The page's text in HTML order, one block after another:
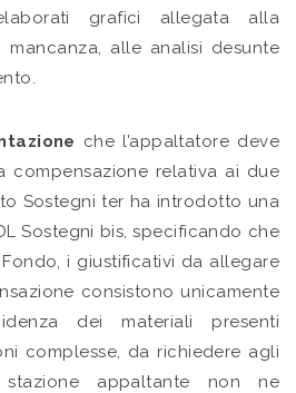
grafici allegata alla
alle analisi desunte
che l’appaltatore deve
compensazione relativa ai due
Sostegni ter ha introdotto una
Sostegni bis, specificando che
Fondo, i giustificativi da allegare
consistono unicamente
dei materiali presenti
complesse, da richiedere agli
appaltante non ne